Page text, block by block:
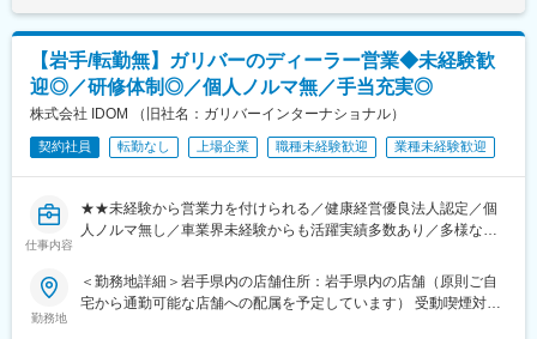
（2）その後のキャリアとして
・整備工場長（営業店舗併設での工場責任者）としてご活躍頂き
ます。
・複数の統括拠点をマネジメントするスーパーバイザー/マネージ
ャーなどのポストもございます。
【具体的な業務内容】
・予算達成に向けた工場実績の数値管理、運営
・人材育成
【IDOMならではのポイント！】
月給(月額)は固定手当を含めた表記です。
【岩手/転勤無】ガリバーのディーラー営業◆未経験歓
迎◎／研修体制◎／個人ノルマ無／手当充実◎
株式会社 IDOM （旧社名：ガリバーインターナショナル）
契約社員 転勤なし 上場企業 職種未経験歓迎 業種未経験歓迎
仕事内容
★★未経験から営業力を付けられる／健康経営優良法人認定／個
人ノルマ無し／車業界未経験からも活躍実績多数あり／多様なキ
い！★★
勤務地
＜勤務地詳細＞岩手県内の店舗住所：岩手県内の店舗（原則ご自
宅から通勤可能な店舗への配属を予定しています） 受動喫煙対